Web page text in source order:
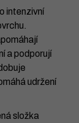
intenzivní
a podporují
udržení
složka